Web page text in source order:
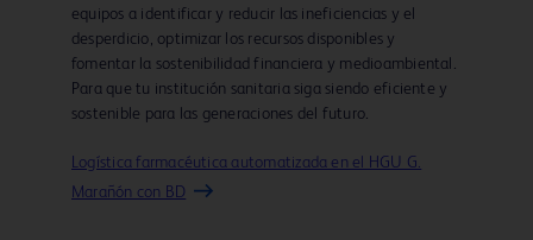
equipos a identificar y reducir las ineficiencias y el
desperdicio, optimizar los recursos disponibles y
fomentar la sostenibilidad financiera y medioambiental.
Para que tu institución sanitaria siga siendo eficiente y
sostenible para las generaciones del futuro.
Logística farmacéutica automatizada en el HGU G.
Marañón con BD